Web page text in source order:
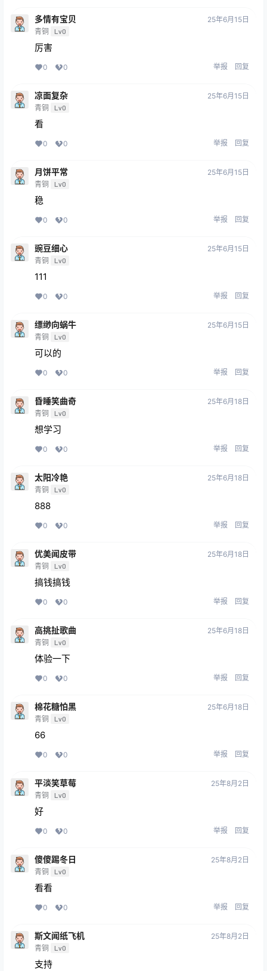
多情有宝贝
青铜 Lv0
25年6月15日
厉害
0 0 举报 回复
凉面复杂
青铜 Lv0
25年6月15日
看
0 0 举报 回复
月饼平常
青铜 Lv0
25年6月15日
稳
0 0 举报 回复
豌豆细心
青铜 Lv0
25年6月15日
111
0 0 举报 回复
缥缈向蜗牛
青铜 Lv0
25年6月15日
可以的
0 0 举报 回复
昏睡笑曲奇
青铜 Lv0
25年6月18日
想学习
0 0 举报 回复
太阳冷艳
青铜 Lv0
25年6月18日
888
0 0 举报 回复
优美闻皮带
青铜 Lv0
25年6月18日
搞钱搞钱
0 0 举报 回复
高挑扯歌曲
青铜 Lv0
25年6月18日
体验一下
0 0 举报 回复
棉花糖怕黑
青铜 Lv0
25年6月18日
66
0 0 举报 回复
平淡笑草莓
青铜 Lv0
25年8月2日
好
0 0 举报 回复
傻傻踢冬日
青铜 Lv0
25年8月2日
看看
0 0 举报 回复
斯文闻纸飞机
青铜 Lv0
25年8月2日
支持